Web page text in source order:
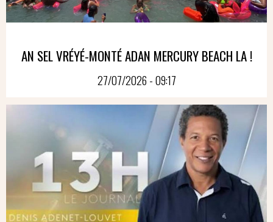
AN SEL VRÉYÉ-MONTÉ ADAN MERCURY BEACH LA !
27/07/2026 - 09:17